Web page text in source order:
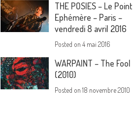
THE POSIES – Le Point
Ephémère – Paris –
vendredi 8 avril 2016
Posted on4 mai 2016
WARPAINT – The Fool
(2010)
Posted on18 novembre 2010